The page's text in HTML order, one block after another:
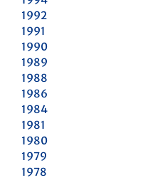
1992
1991
1990
1989
1988
1986
1984
1981
1980
1979
1978